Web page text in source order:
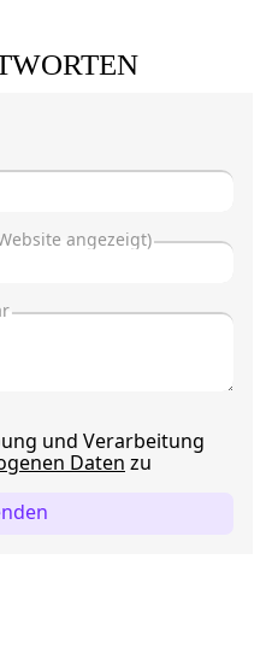
und Verarbeitung
Daten zu